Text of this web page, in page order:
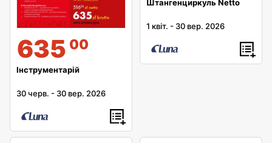
635 00
Інструментарій
30 черв. - 30 вер. 2026
Штангенциркуль Netto
1 квіт. - 30 вер. 2026